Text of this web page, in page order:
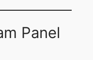
Panel